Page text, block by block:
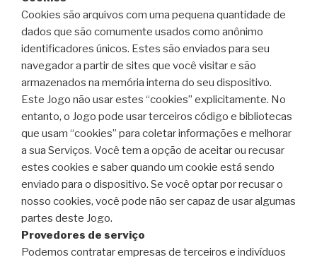
Cookies são arquivos com uma pequena quantidade de
dados que são comumente usados ​​como anônimo
identificadores únicos. Estes são enviados para seu
navegador a partir de sites que você visitar e são
armazenados na memória interna do seu dispositivo.
Este Jogo não usar estes “cookies” explicitamente. No
entanto, o Jogo pode usar terceiros código e bibliotecas
que usam “cookies” para coletar informações e melhorar
a sua Serviços. Você tem a opção de aceitar ou recusar
estes cookies e saber quando um cookie está sendo
enviado para o dispositivo. Se você optar por recusar o
nosso cookies, você pode não ser capaz de usar algumas
partes deste Jogo.
Provedores de serviço
Podemos contratar empresas de terceiros e indivíduos